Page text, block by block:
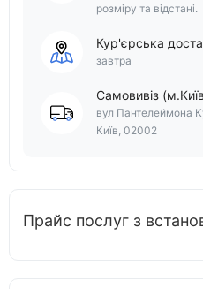
розміру та відстані.
Кур'єрська
завтра
Самовивіз
вул Пантелеймона
Київ, 02002
Прайс послуг з